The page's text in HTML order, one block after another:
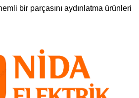
bir parçasını aydınlatma ürünleri